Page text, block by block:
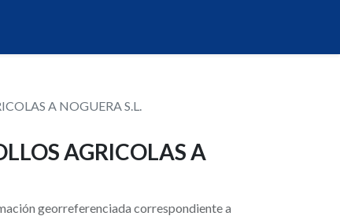
A NOGUERA S.L.
AGRICOLAS A
georreferenciada correspondiente a